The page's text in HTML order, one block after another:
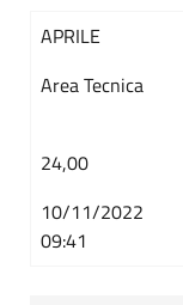
APRILE
Area Tecnica
24,00
10/11/2022
09:41